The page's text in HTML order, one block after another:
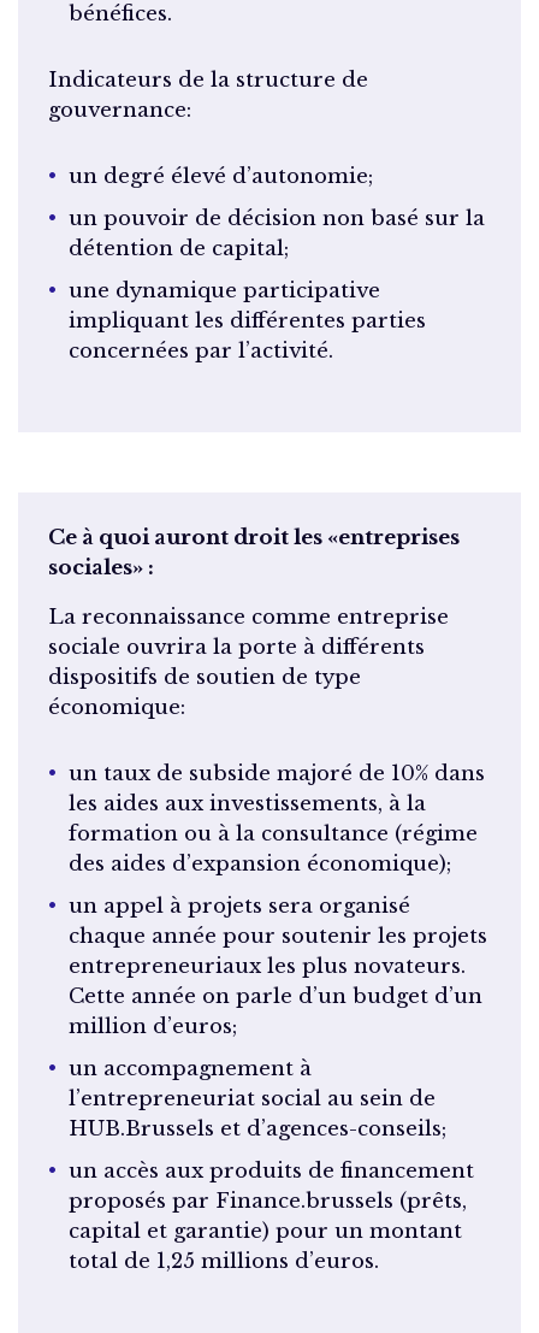
bénéfices.
Indicateurs de la structure de
gouvernance:
un degré élevé d’autonomie;
un pouvoir de décision non basé sur la
détention de capital;
une dynamique participative
impliquant les différentes parties
concernées par l’activité.
Ce à quoi auront droit les «entreprises
sociales» :
La reconnaissance comme entreprise
sociale ouvrira la porte à différents
dispositifs de soutien de type
économique:
un taux de subside majoré de 10% dans
les aides aux investissements, à la
formation ou à la consultance (régime
des aides d’expansion économique);
un appel à projets sera organisé
chaque année pour soutenir les projets
entrepreneuriaux les plus novateurs.
Cette année on parle d’un budget d’un
million d’euros;
un accompagnement à
l’entrepreneuriat social au sein de
HUB.Brussels et d’agences-conseils;
un accès aux produits de financement
proposés par Finance.brussels (prêts,
capital et garantie) pour un montant
total de 1,25 millions d’euros.